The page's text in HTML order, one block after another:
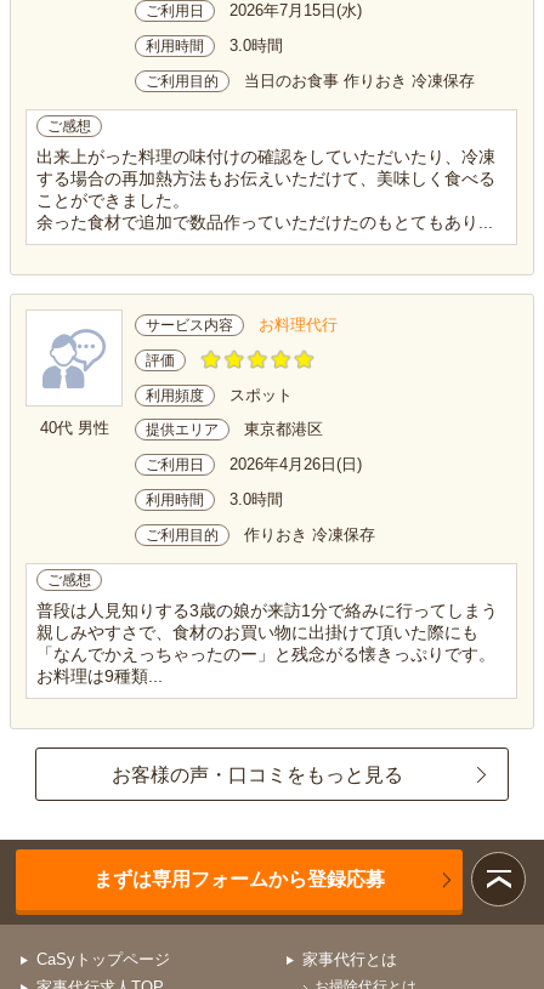
ご利用日 2026年7月15日(水)
利用時間 3.0時間
ご利用目的 当日のお食事 作りおき 冷凍保存
ご感想
出来上がった料理の味付けの確認をしていただいたり、冷凍
する場合の再加熱方法もお伝えいただけて、美味しく食べる
ことができました。
余った食材で追加で数品作っていただけたのもとてもあり...
40代 男性
サービス内容 お料理代行
評価
利用頻度 スポット
提供エリア 東京都港区
ご利用日 2026年4月26日(日)
利用時間 3.0時間
ご利用目的 作りおき 冷凍保存
ご感想
普段は人見知りする3歳の娘が来訪1分で絡みに行ってしまう
親しみやすさで、食材のお買い物に出掛けて頂いた際にも
「なんでかえっちゃったのー」と残念がる懐きっぷりです。
お料理は9種類...
お客様の声・口コミをもっと見る
まずは専用フォームから登録応募
CaSyトップページ
家事代行とは